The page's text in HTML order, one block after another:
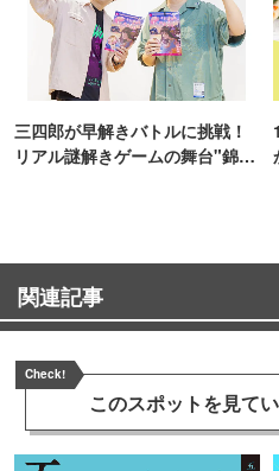
三四郎が早解きバトルに挑戦！
リアル謎解きゲームの舞台"錦糸
関連記事
Check!
このスポットを見て